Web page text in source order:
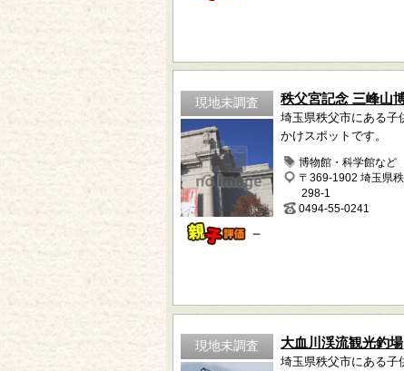
現地未調査
－
秩父宮記念 三峰山
埼玉県秩父市にある子
かけスポットです。
博物館・科学館など
〒369-1902 埼玉県
298-1
0494-55-0241
現地未調査 大血川渓流観光釣場
埼玉県秩父市にある子